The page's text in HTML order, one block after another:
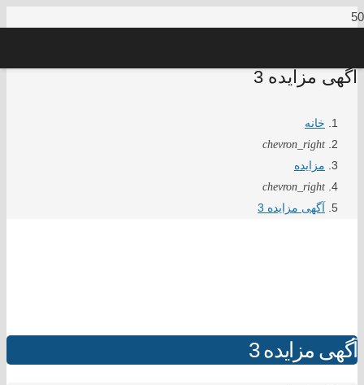
آگهی مزایده 3
خانه
chevron_right
مزایده
chevron_right
آگهی مزایده 3
آگهی مزایده 3